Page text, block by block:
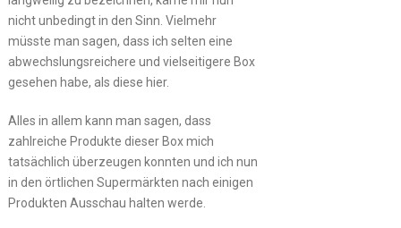
nicht unbedingt in den Sinn. Vielmehr
müsste man sagen, dass ich selten eine
abwechslungsreichere und vielseitigere Box
gesehen habe, als diese hier.
Alles in allem kann man sagen, dass
zahlreiche Produkte dieser Box mich
tatsächlich überzeugen konnten und ich nun
in den örtlichen Supermärkten nach einigen
Produkten Ausschau halten werde.